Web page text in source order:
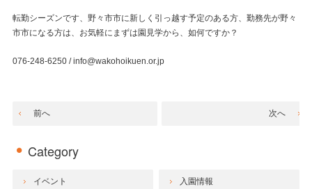
転勤シーズンです、野々市市に新しく引っ越す予定のある方、勤務先が野々
市市になる方は、お気軽にまずは園見学から、如何ですか？
076-248-6250 / info@wakohoikuen.or.jp
前へ 次へ
Category
イベント 入園情報